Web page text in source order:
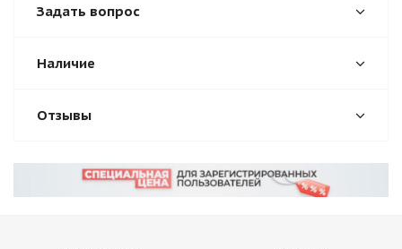
Задать вопрос
Наличие
Отзывы